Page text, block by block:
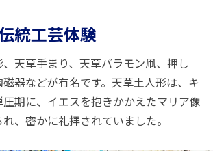
統工芸体験
天草手まり、天草バラモン凧、押し
器などが有名です。天草土人形は、キ
圧期に、イエスを抱きかかえたマリア像
、密かに礼拝されていました。